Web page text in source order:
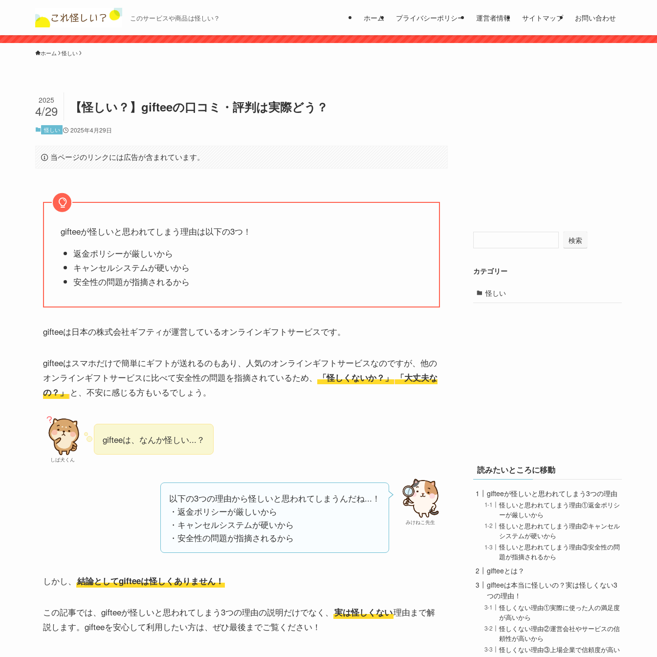
このサービスや商品は怪しい？ ホーム プライバシーポリシー 運営者情報 サイトマップ お問い合わせ
ホーム 怪しい
【怪しい？】gifteeの口コミ・評判は実際どう？
2025
4/29
怪しい 2025年4月29日
当ページのリンクには広告が含まれています。
gifteeが怪しいと思われてしまう理由は以下の3つ！
返金ポリシーが厳しいから
キャンセルシステムが硬いから
安全性の問題が指摘されるから
gifteeは日本の株式会社ギフティが運営しているオンラインギフトサービスです。
gifteeはスマホだけで簡単にギフトが送れるのもあり、人気のオンラインギフトサービスなのですが、他の
オンラインギフトサービスに比べて安全性の問題を指摘されているため、
「怪しくないか？」 「大丈夫な
の？」 と、不安に感じる方もいるでしょう。
しば犬くん
gifteeは、なんか怪しい...？
みけねこ先生
以下の3つの理由から怪しいと思われてしまうんだね...！
・返金ポリシーが厳しいから
・キャンセルシステムが硬いから
・安全性の問題が指摘されるから
しかし、 結論としてgifteeは怪しくありません！
この記事では、gifteeが怪しいと思われてしまう3つの理由の説明だけでなく、 実は怪しくない理由まで解
説します。gifteeを安心して利用したい方は、ぜひ最後までご覧ください！
検索
カテゴリー
怪しい
読みたいところに移動
gifteeが怪しいと思われてしまう3つの理由
怪しいと思われてしまう理由①返金ポリシ
ーが厳しいから
怪しいと思われてしまう理由②キャンセル
システムが硬いから
怪しいと思われてしまう理由③安全性の問
題が指摘されるから
gifteeとは？
gifteeは本当に怪しいの？実は怪しくない3
つの理由！
怪しくない理由①実際に使った人の満足度
が高いから
怪しくない理由②運営会社やサービスの信
頼性が高いから
怪しくない理由③上場企業で信頼度が高い